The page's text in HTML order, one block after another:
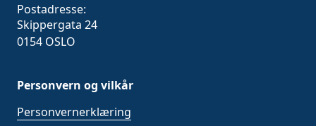
Postadresse:
Skippergata 24
0154 OSLO
Personvern og vilkår
Personvernerklæring